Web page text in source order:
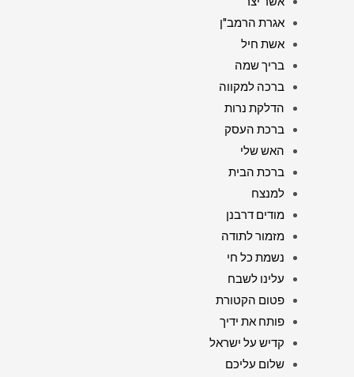
אגרת הרמב"ן
אשת חיל
בריך שמה
ברכה למקווה
הדלקת נרות
ברכת העסק
האש שלי
ברכת הבית
למנצח
מודים דרבנן
מזמור לתודה
נשמת כל חי
עלינו לשבח
פטום הקטורת
פותח את ידיך
קדיש על ישראל
שלום עליכם